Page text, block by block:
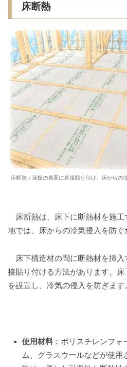
床断熱
床断熱：床板の裏面に直接貼り付け、床からの
床断熱は、床下に断熱材を施工
地では、床からの冷気侵入を防ぐ
床下構造材の間に断熱材を挿入
接貼り付ける方法があります。
を設置し、冷気の侵入を防ぎます
使用材料：ポリスチレンフォ
ム、グラスウールなどが使用